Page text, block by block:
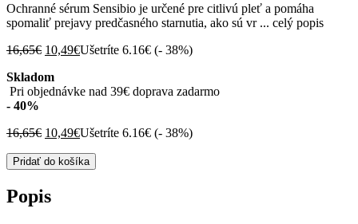
Ochranné sérum Sensibio je určené pre citlivú pleť a pomáha
spomaliť prejavy predčasného starnutia, ako sú vr ... celý popis
16,65€ Pôvodná
bola:
16,65€.
10,49€Aktuálna
10,49€.
Ušetríte 6.16€ (- 38%)
Skladom
Pri objednávke nad 39€ doprava zadarmo
- 40%
16,65€ Pôvodná
bola:
10,49€Aktuálna
je:
Ušetríte 6.16€ (- 38%)
množstvo
Bioderma
Sensibio
Defensive
Pridať do košíka
Popis